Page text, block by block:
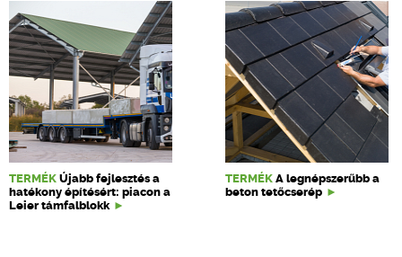
TERMÉK Újabb fejlesztés a
hatékony építésért: piacon a
Leier támfalblokk
TERMÉK A legnépszerűbb a
beton tetőcserép